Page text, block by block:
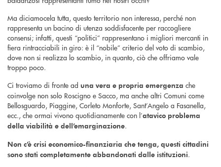
Ma diciamocela tutta, questo territorio non interessa, perché non
rappresenta un bacino di utenza soddisfacente per raccogliere
consensi; infatti, questi “politici” rappresentano i migliori mercanti in
fiera rintracciabili in giro: è il “nobile” criterio del voto di scambio,
dove non si realizza lo scambio, in quanto, ciò che offriamo vale
troppo poco.
Ci troviamo di fronte ad una vera e propria emergenza che
coinvolge non solo Roscigno e Sacco, ma anche altri Comuni come
Bellosguardo, Piaggine, Corleto Monforte, Sant’Angelo a Fasanella,
ecc., che ormai vivono quotidianamente con l’atavico problema
della viabilità e dell’emarginazione.
Non c’è crisi economico-finanziaria che tenga, questi cittadini
sono stati completamente abbandonati dalle istituzioni.